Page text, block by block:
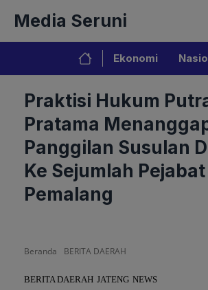
isi
Media Seruni
Ekonomi
Praktisi Hukum
Pratama
Panggilan Susulan
Ke Sejumlah Pejabat
Pemalang
Beranda BERITA DAERAH
BERITA DAERAH JATENG NEWS